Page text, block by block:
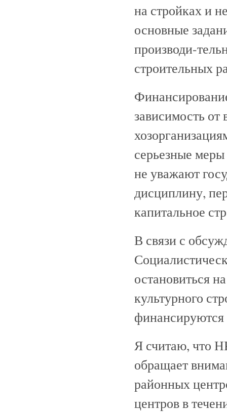
на стройках и
основные
производи-
строительных
зависимость от
серьезные
не уважают
дисциплину,
капитальное
В связи с
остановиться
культурного
Я считаю, что
обращает
районных
центров в